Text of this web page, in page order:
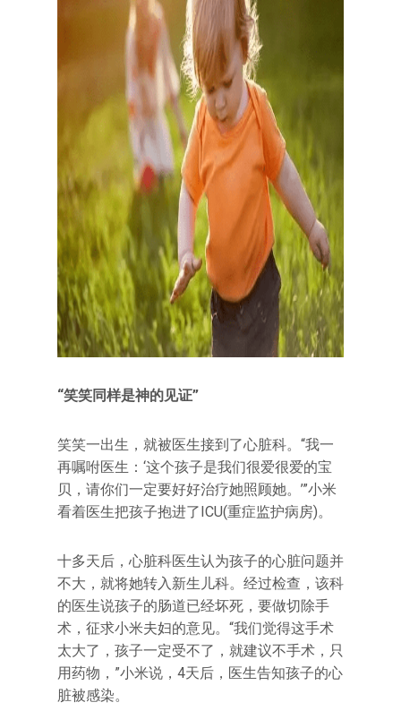
“笑笑同样是神的见证”
笑笑一出生，就被医生接到了心脏科。“我一
再嘱咐医生：‘这个孩子是我们很爱很爱的宝
贝，请你们一定要好好治疗她照顾她。’”小米
看着医生把孩子抱进了ICU(重症监护病房)。
十多天后，心脏科医生认为孩子的心脏问题并
不大，就将她转入新生儿科。经过检查，该科
的医生说孩子的肠道已经坏死，要做切除手
术，征求小米夫妇的意见。“我们觉得这手术
太大了，孩子一定受不了，就建议不手术，只
用药物，”小米说，4天后，医生告知孩子的心
脏被感染。